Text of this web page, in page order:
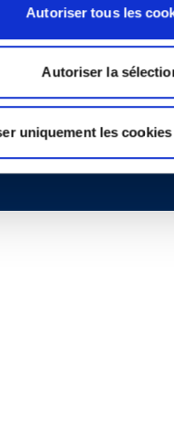
Autoriser tous les
Autoriser la
uniquement les